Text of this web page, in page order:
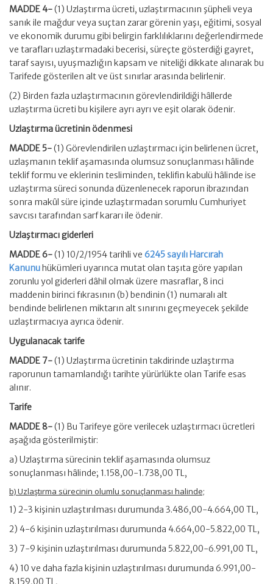
MADDE 4-(1) Uzlaştırma ücreti, uzlaştırmacının şüpheli veya
sanık ile mağdur veya suçtan zarar görenin yaşı, eğitimi, sosyal
ve ekonomik durumu gibi belirgin farklılıklarını değerlendirmede
ve tarafları uzlaştırmadaki becerisi, süreçte gösterdiği gayret,
taraf sayısı, uyuşmazlığın kapsam ve niteliği dikkate alınarak bu
Tarifede gösterilen alt ve üst sınırlar arasında belirlenir.
(2) Birden fazla uzlaştırmacının görevlendirildiği hâllerde
uzlaştırma ücreti bu kişilere ayrı ayrı ve eşit olarak ödenir.
Uzlaştırma ücretinin ödenmesi
MADDE 5-(1) Görevlendirilen uzlaştırmacı için belirlenen ücret,
uzlaşmanın teklif aşamasında olumsuz sonuçlanması hâlinde
teklif formu ve eklerinin tesliminden, teklifin kabulü hâlinde ise
uzlaştırma süreci sonunda düzenlenecek raporun ibrazından
sonra makûl süre içinde uzlaştırmadan sorumlu Cumhuriyet
savcısı tarafından sarf kararı ile ödenir.
Uzlaştırmacı giderleri
MADDE 6-(1) 10/2/1954 tarihli ve 6245 sayılı Harcırah
Kanunuhükümleri uyarınca mutat olan taşıta göre yapılan
zorunlu yol giderleri dâhil olmak üzere masraflar, 8 inci
maddenin birinci fıkrasının (b) bendinin (1) numaralı alt
bendinde belirlenen miktarın alt sınırını geçmeyecek şekilde
uzlaştırmacıya ayrıca ödenir.
Uygulanacak tarife
MADDE 7-(1) Uzlaştırma ücretinin takdirinde uzlaştırma
raporunun tamamlandığı tarihte yürürlükte olan Tarife esas
alınır.
Tarife
MADDE 8-(1) Bu Tarifeye göre verilecek uzlaştırmacı ücretleri
aşağıda gösterilmiştir:
a) Uzlaştırma sürecinin teklif aşamasında olumsuz
sonuçlanması hâlinde; 1.158,00-1.738,00 TL,
b) Uzlaştırma sürecinin olumlu sonuçlanması halinde;
1) 2-3 kişinin uzlaştırılması durumunda 3.486,00-4.664,00 TL,
2) 4-6 kişinin uzlaştırılması durumunda 4.664,00-5.822,00 TL,
3) 7-9 kişinin uzlaştırılması durumunda 5.822,00-6.991,00 TL,
4) 10 ve daha fazla kişinin uzlaştırılması durumunda 6.991,00-
8.159,00 TL,